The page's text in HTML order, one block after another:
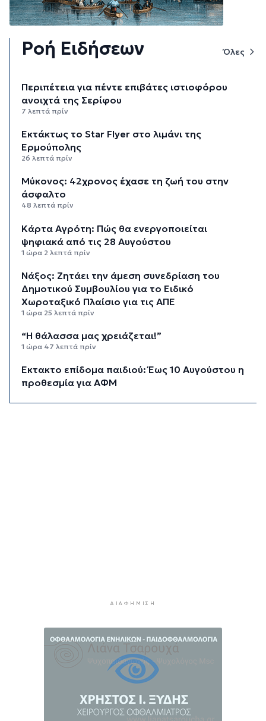
Ροή Ειδήσεων Όλες
Περιπέτεια για πέντε επιβάτες ιστιοφόρου
ανοιχτά της Σερίφου
7 λεπτά πρίν
Εκτάκτως το Star Flyer στο λιμάνι της
Ερμούπολης
26 λεπτά πρίν
Μύκονος: 42χρονος έχασε τη ζωή του στην
άσφαλτο
48 λεπτά πρίν
Κάρτα Αγρότη: Πώς θα ενεργοποιείται
ψηφιακά από τις 28 Αυγούστου
1 ώρα 2 λεπτά πρίν
Νάξος: Ζητάει την άμεση συνεδρίαση του
Δημοτικού Συμβουλίου για το Ειδικό
Χωροταξικό Πλαίσιο για τις ΑΠΕ
1 ώρα 25 λεπτά πρίν
“Η θάλασσα μας χρειάζεται!”
1 ώρα 47 λεπτά πρίν
Έκτακτο επίδομα παιδιού: Έως 10 Αυγούστου η
προθεσμία για ΑΦΜ
Ιεράπετρας
3 ώρες 46 λεπτά πρίν
ΔΙΑΦΉΜΙΣΗ